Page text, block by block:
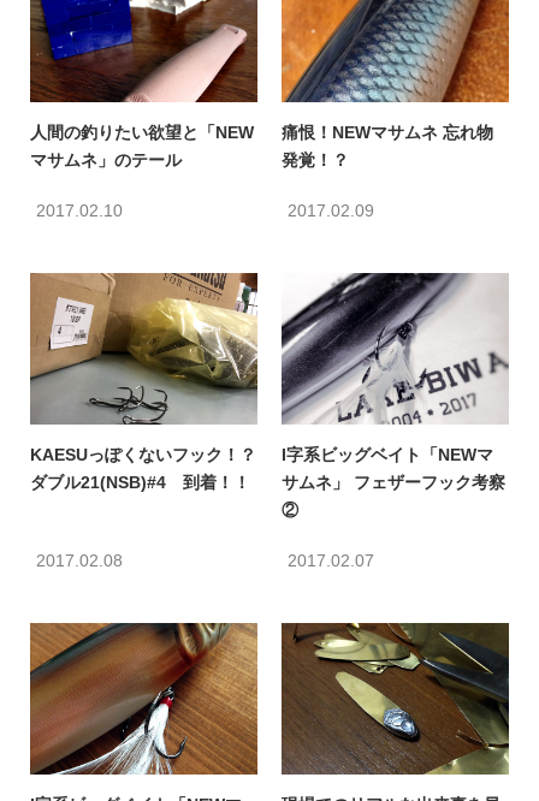
人間の釣りたい欲望と「NEW
マサムネ」のテール
2017.02.10
痛恨！NEWマサムネ 忘れ物
発覚！？
2017.02.09
KAESUっぽくないフック！？
ダブル21(NSB)#4 到着！！
2017.02.08
I字系ビッグベイト「NEWマ
サムネ」 フェザーフック考察
②
2017.02.07